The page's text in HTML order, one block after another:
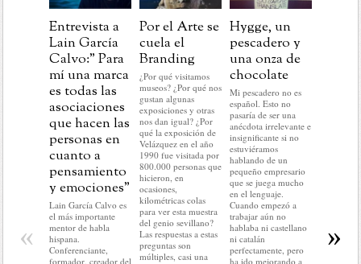
Entrevista a
Lain García
Calvo:” Para
mí una marca
es todas las
asociaciones
que hacen las
personas en
cuanto a
pensamiento
y emociones”
Lain García Calvo es
el más importante
mentor de habla
hispana.
Conferenciante,
formador, creador del
Por el Arte se
cuela el
Branding
¿Por qué visitamos
museos? ¿Por qué nos
gustan algunas
exposiciones y otras
nos dan igual? ¿Por
qué la exposición de
Velázquez en el año
1990 fue visitada por
800.000 personas que
hicieron, en
ocasiones,
kilométricas colas
para ver esta muestra
del genio sevillano?
Las respuestas a estas
preguntas son
múltiples, casi una
Hygge, un
pescadero y
una onza de
chocolate
Mi pescadero no es
español. Esto no
pasaría de ser una
anécdota irrelevante e
insignificante si no
estuviéramos
hablando de un
pequeño empresario
que se juega mucho
en el lenguaje.
Cuando empezó a
trabajar aún no
hablaba ni castellano
ni catalán
perfectamente, pero
ha ido mejorando a
llegar.
no voy a
« »